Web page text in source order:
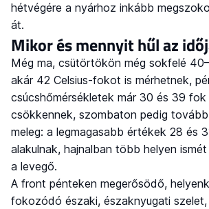
hétvégére a nyárhoz inkább
át.
Mikor és mennyit hűl az
Még ma, csütörtökön még sokfelé
akár 42 Celsius-fokot is mérhetnek,
csúcshőmérsékletek már 30 és 39
csökkennek, szombaton pedig
meleg: a legmagasabb értékek 28 és
alakulnak, hajnalban több helyen
a levegő.
A front pénteken megerősödő,
fokozódó északi, északnyugati szelet,